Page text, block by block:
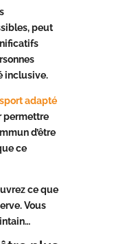
peut
inclusive.
adapté
permettre
d’être
ce
ce que
Vous